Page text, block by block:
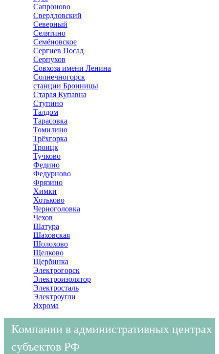
Сапроново
Свердловский
Северный
Селятино
Семёновское
Сергиев Посад
Серпухов
Совхоза имени Ленина
Солнечногорск
станции Бронницы
Старая Купавна
Ступино
Талдом
Тарасовка
Томилино
Трёхгорка
Троицк
Тучково
Федино
Федурново
Фрязино
Химки
Хотьково
Черноголовка
Чехов
Шатура
Шаховская
Шолохово
Щелково
Щербинка
Электрогорск
Электроизолятор
Электросталь
Электроугли
Яхрома
Компании в административных центрах
субъектов РФ